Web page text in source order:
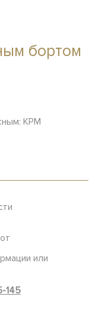
бортом
KPM
или
145